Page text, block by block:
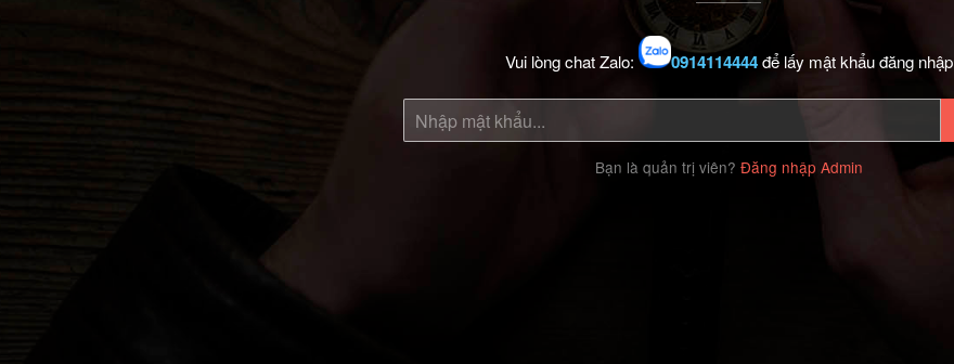
Vui lòng chat Zalo: 0914114444để lấy mật khẩu đăng nhập
Bạn là quản trị viên? Đăng nhập Admin